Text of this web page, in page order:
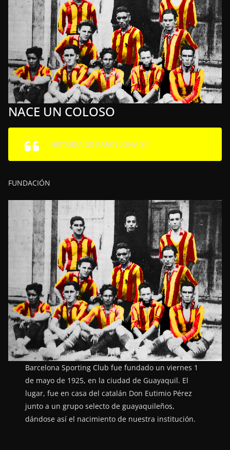
NACE UN COLOSO
HISTORIA DE BARCELONA SC
FUNDACIÓN
Barcelona Sporting Club fue fundado un viernes 1
de mayo de 1925, en la ciudad de Guayaquil. El
lugar, fue en casa del catalán Don Eutimio Pérez
junto a un grupo selecto de guayaquileños,
dándose así el nacimiento de nuestra institución.